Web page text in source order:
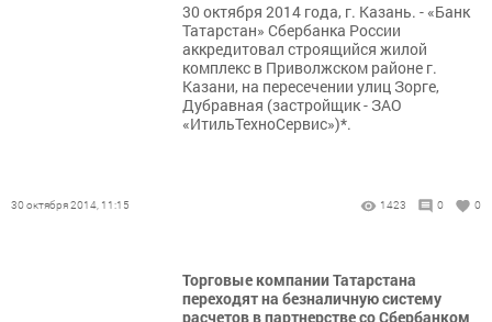
30 октября 2014 года, г. Казань. - «Банк
Татарстан» Сбербанка России
аккредитовал строящийся жилой
комплекс в Приволжском районе г.
Казани, на пересечении улиц Зорге,
Дубравная (застройщик - ЗАО
«ИтильТехноСервис»)*.
30 октября 2014, 11:15 1423 0 0
Торговые компании Татарстана
переходят на безналичную систему
расчетов в партнерстве со Сбербанком